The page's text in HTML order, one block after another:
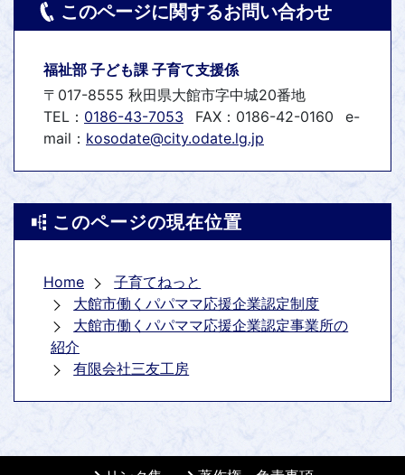
このページに関するお問い合わせ
福祉部 子ども課 子育て支援係
〒017-8555 秋田県大館市字中城20番地
TEL： 0186-43-7053 FAX：0186-42-0160
e-
mail： kosodate@city.odate.lg.jp
このページの現在位置
Home
子育てねっと
大館市働くパパママ応援企業認定制度
大館市働くパパママ応援企業認定事業所の
紹介
有限会社三友工房